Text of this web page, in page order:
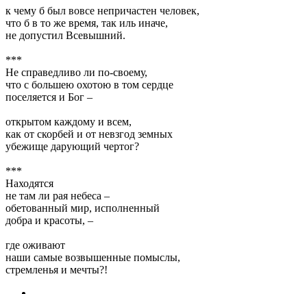
к чему б был вовсе непричастен человек,
что б в то же время, так иль иначе,
не допустил Всевышний.
***
Не справедливо ли по-своему,
что с большею охотою в том сердце
поселяется и Бог –
открытом каждому и всем,
как от скорбей и от невзгод земных
убежище дарующий чертог?
***
Находятся
не там ли рая небеса –
обетованный мир, исполненный
добра и красоты, –
где оживают
наши самые возвышенные помыслы,
стремленья и мечты?!